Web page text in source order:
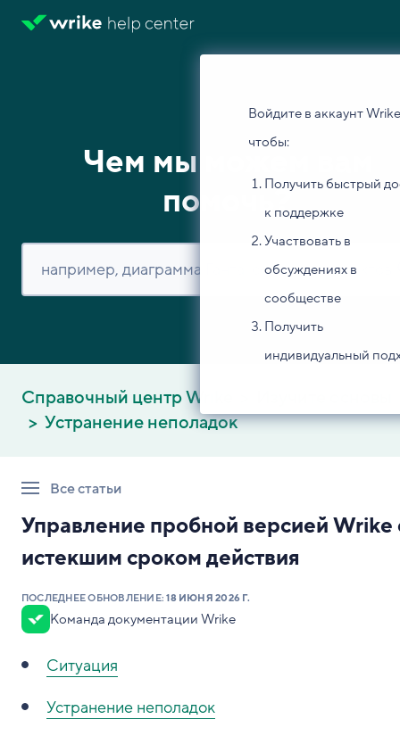
Войдите в аккаунт
чтобы:
Получить быстрый
к поддержке
Участвовать в
обсуждениях в
сообществе
Получить
индивидуальный
Чем мы можем вам
помочь?
Справочный центр Wrike
Устранение неполадок
Все статьи
Управление пробной версией Wrike
истекшим сроком действия
ПОСЛЕДНЕЕ ОБНОВЛЕНИЕ:18 ИЮНЯ 2026 Г.
Команда документации Wrike
Ситуация
Устранение неполадок